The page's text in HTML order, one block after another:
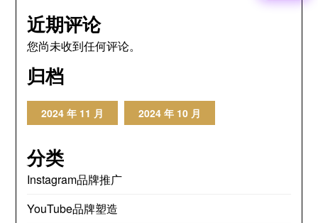
近期评论
您尚未收到任何评论。
归档
2024 年 11 月 2024 年 10 月
分类
Instagram品牌推广
YouTube品牌塑造